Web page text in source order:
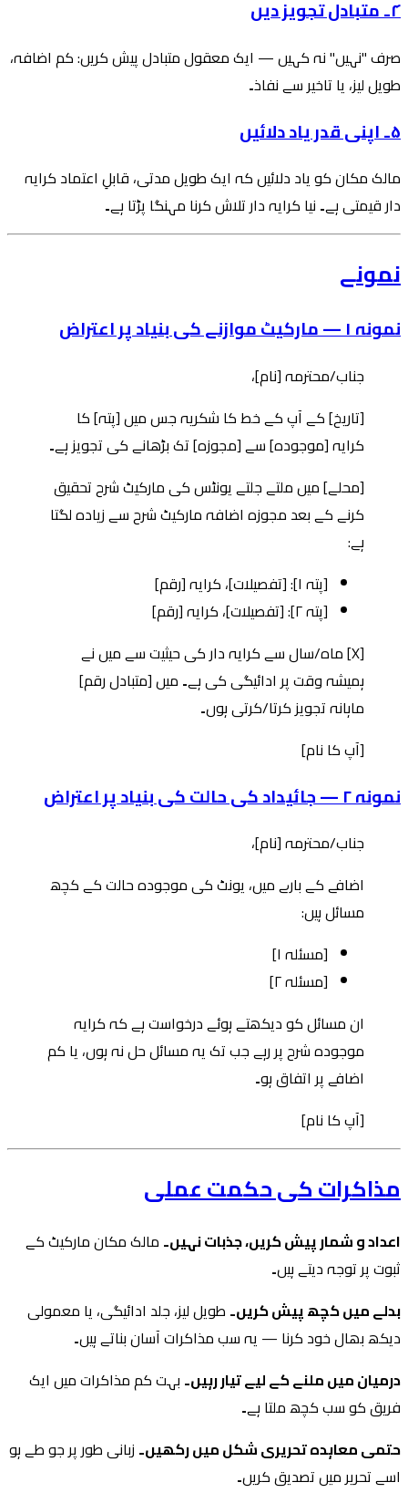
۴۔ متبادل تجویز دیں
صرف "نہیں" نہ کہیں — ایک معقول متبادل پیش کریں: کم اضافہ،
طویل لیز، یا تاخیر سے نفاذ۔
۵۔ اپنی قدر یاد دلائیں
مالک مکان کو یاد دلائیں کہ ایک طویل مدتی، قابلِ اعتماد کرایہ
دار قیمتی ہے۔ نیا کرایہ دار تلاش کرنا مہنگا پڑتا ہے۔
نمونے
نمونہ ۱ — مارکیٹ موازنے کی بنیاد پر اعتراض
جناب/محترمہ [نام]،
[تاریخ] کے آپ کے خط کا شکریہ جس میں [پتہ] کا
کرایہ [موجودہ] سے [مجوزہ] تک بڑھانے کی تجویز ہے۔
[محلے] میں ملتے جلتے یونٹس کی مارکیٹ شرح تحقیق
کرنے کے بعد مجوزہ اضافہ مارکیٹ شرح سے زیادہ لگتا
ہے:
[پتہ ۱]: [تفصیلات]، کرایہ [رقم]
[پتہ ۲]: [تفصیلات]، کرایہ [رقم]
[X] ماہ/سال سے کرایہ دار کی حیثیت سے میں نے
ہمیشہ وقت پر ادائیگی کی ہے۔ میں [متبادل رقم]
ماہانہ تجویز کرتا/کرتی ہوں۔
[آپ کا نام]
نمونہ ۲ — جائیداد کی حالت کی بنیاد پر اعتراض
جناب/محترمہ [نام]،
اضافے کے بارے میں، یونٹ کی موجودہ حالت کے کچھ
مسائل ہیں:
[مسئلہ ۱]
[مسئلہ ۲]
ان مسائل کو دیکھتے ہوئے درخواست ہے کہ کرایہ
موجودہ شرح پر رہے جب تک یہ مسائل حل نہ ہوں، یا کم
اضافے پر اتفاق ہو۔
[آپ کا نام]
مذاکرات کی حکمت عملی
اعداد و شمار پیش کریں، جذبات نہیں۔ مالک مکان مارکیٹ کے
ثبوت پر توجہ دیتے ہیں۔
بدلے میں کچھ پیش کریں۔ طویل لیز، جلد ادائیگی، یا معمولی
دیکھ بھال خود کرنا — یہ سب مذاکرات آسان بناتے ہیں۔
درمیان میں ملنے کے لیے تیار رہیں۔ بہت کم مذاکرات میں ایک
فریق کو سب کچھ ملتا ہے۔
حتمی معاہدہ تحریری شکل میں رکھیں۔ زبانی طور پر جو طے ہو
اسے تحریر میں تصدیق کریں۔